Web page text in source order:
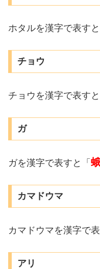
ホタルを漢字で表すと
チョウ
チョウを漢字で表すと
ガ
ガを漢字で表すと「
カマドウマ
カマドウマを漢字で
アリ